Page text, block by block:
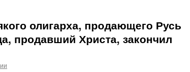
олигарха, продающего Русь
продавший Христа, закончил